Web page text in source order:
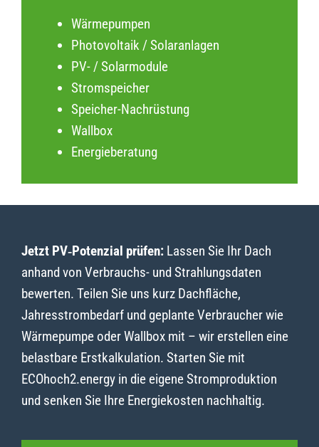
Wärmepumpen
Photovoltaik / Solaranlagen
PV- / Solarmodule
Stromspeicher
Speicher-Nachrüstung
Wallbox
Energieberatung
Jetzt PV‑Potenzial prüfen:Lassen Sie Ihr Dach
anhand von Verbrauchs- und Strahlungsdaten
bewerten. Teilen Sie uns kurz Dachfläche,
Jahresstrombedarf und geplante Verbraucher wie
Wärmepumpe oder Wallbox mit – wir erstellen eine
belastbare Erstkalkulation. Starten Sie mit
ECOhoch2.energy in die eigene Stromproduktion
und senken Sie Ihre Energiekosten nachhaltig.